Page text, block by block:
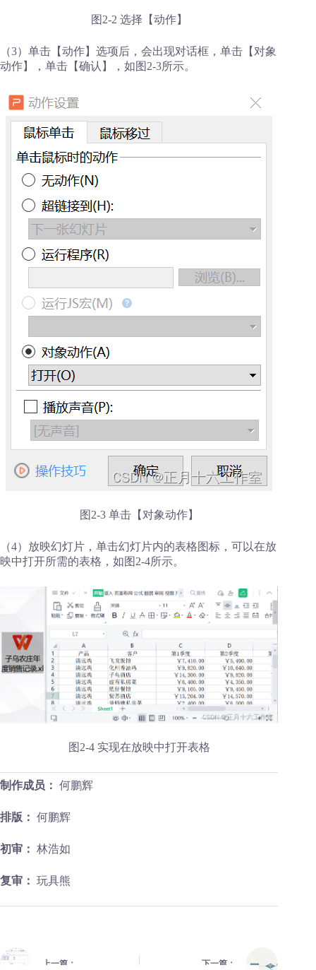
图2-2 选择【动作】
（3）单击【动作】选项后，会出现对话框，单击【对象
动作】，单击【确认】，如图2-3所示。
图2-3 单击【对象动作】
（4）放映幻灯片，单击幻灯片内的表格图标，可以在放
映中打开所需的表格，如图2-4所示。
图2-4 实现在放映中打开表格
制作成员： 何鹏辉
排版： 何鹏辉
初审： 林浩如
复审： 玩具熊
上一篇： 下一篇：